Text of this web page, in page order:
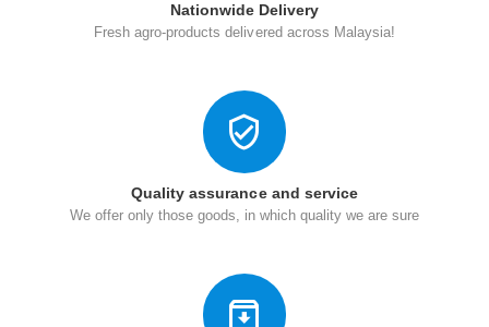
Nationwide Delivery
Fresh agro-products delivered across Malaysia!
Quality assurance and service
We offer only those goods, in which quality we are sure